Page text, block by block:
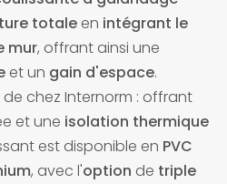
totale en intégrant le
mur, offrant ainsi une
et un gain d'espace.
de chez Internorm : offrant
et une isolation thermique
est disponible en PVC
, avec l'option de triple